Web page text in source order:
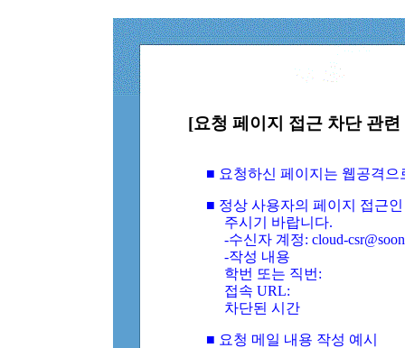
[요청 페이지 접근 차단 관
■ 요청하신 페이지는 웹공격
■ 정상 사용자의 페이지 접근
주시기 바랍니다.
-수신자 계정: cloud-
-작성 내용
학번 또는 직번:
접속 URL:
차단된 시간
■ 요청 메일 내용 작성 예시